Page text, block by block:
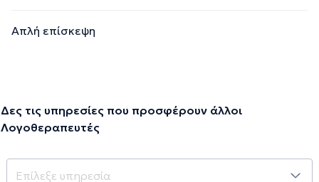
Απλή επίσκεψη
Δες τις υπηρεσίες που προσφέρουν άλλοι
Λογοθεραπευτές